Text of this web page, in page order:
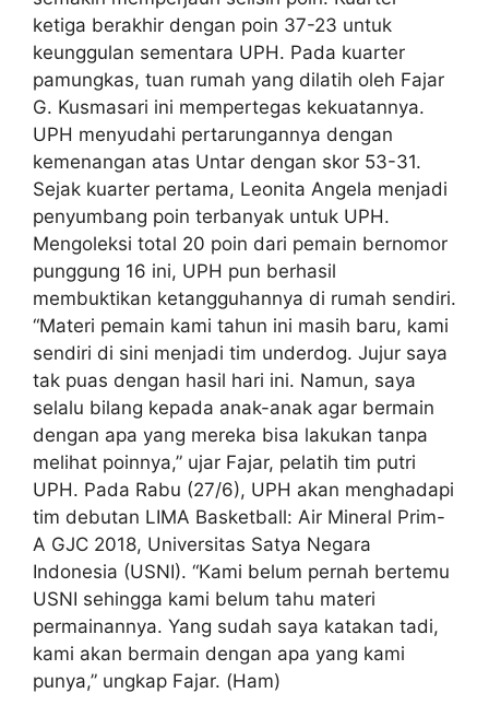
ketiga berakhir dengan poin 37-23 untuk
keunggulan sementara UPH. Pada kuarter
pamungkas, tuan rumah yang dilatih oleh Fajar
G. Kusmasari ini mempertegas kekuatannya.
UPH menyudahi pertarungannya dengan
kemenangan atas Untar dengan skor 53-31.
Sejak kuarter pertama, Leonita Angela menjadi
penyumbang poin terbanyak untuk UPH.
Mengoleksi total 20 poin dari pemain bernomor
punggung 16 ini, UPH pun berhasil
membuktikan ketangguhannya di rumah sendiri.
“Materi pemain kami tahun ini masih baru, kami
sendiri di sini menjadi tim underdog. Jujur saya
tak puas dengan hasil hari ini. Namun, saya
selalu bilang kepada anak-anak agar bermain
dengan apa yang mereka bisa lakukan tanpa
melihat poinnya,” ujar Fajar, pelatih tim putri
UPH. Pada Rabu (27/6), UPH akan menghadapi
tim debutan LIMA Basketball: Air Mineral Prim-
A GJC 2018, Universitas Satya Negara
Indonesia (USNI). “Kami belum pernah bertemu
USNI sehingga kami belum tahu materi
permainannya. Yang sudah saya katakan tadi,
kami akan bermain dengan apa yang kami
punya,” ungkap Fajar. (Ham)